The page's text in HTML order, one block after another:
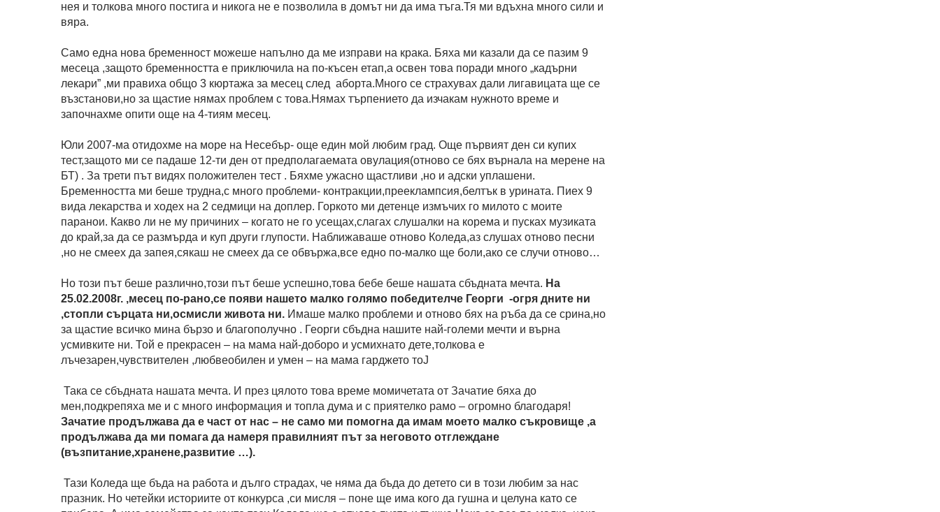
нея и толкова много постига и никога не е позволила в домът ни да има тъга.Тя ми вдъхна много сили и
вяра.
Само една нова бременност можеше напълно да ме изправи на крака. Бяха ми казали да се пазим 9
месеца ,защото бременността е приключила на по-късен етап,а освен това поради много „кадърни
лекари” ,ми правиха общо 3 кюртажа за месец след аборта.Много се страхувах дали лигавицата ще се
възстанови,но за щастие нямах проблем с това.Нямах търпението да изчакам нужното време и
започнахме опити още на 4-тиям месец.
Юли 2007-ма отидохме на море на Несебър- още един мой любим град. Още първият ден си купих
тест,защото ми се падаше 12-ти ден от предполагаемата овулация(отново се бях върнала на мерене на
БТ) . За трети път видях положителен тест . Бяхме ужасно щастливи ,но и адски уплашени.
Бременността ми беше трудна,с много проблеми- контракции,прееклампсия,белтък в урината. Пиех 9
вида лекарства и ходех на 2 седмици на доплер. Горкото ми детенце измъчих го милото с моите
паранои. Какво ли не му причиних – когато не го усещах,слагах слушалки на корема и пусках музиката
до край,за да се размърда и куп други глупости. Наближаваше отново Коледа,аз слушах отново песни
,но не смеех да запея,сякаш не смеех да се обвържа,все едно по-малко ще боли,ако се случи отново…
Но този път беше различно,този път беше успешно,това бебе беше нашата сбъдната мечта. На
25.02.2008г. ,месец по-рано,се появи нашето малко голямо победителче Георги -огря дните ни
,стопли сърцата ни,осмисли живота ни. Имаше малко проблеми и отново бях на ръба да се срина,но
за щастие всичко мина бързо и благополучно . Георги сбъдна нашите най-големи мечти и върна
усмивките ни. Той е прекрасен – на мама най-доборо и усмихнато дете,толкова е
лъчезарен,чувствителен ,любвеобилен и умен – на мама гарджето тоJ
Така се сбъдната нашата мечта. И през цялото това време момичетата от Зачатие бяха до
мен,подкрепяха ме и с много информация и топла дума и с приятелко рамо – огромно благодаря!
Зачатие продължава да е част от нас – не само ми помогна да имам моето малко съкровище ,а
продължава да ми помага да намеря правилният път за неговото отглеждане
(възпитание,хранене,развитие …).
Тази Коледа ще бъда на работа и дълго страдах, че няма да бъда до детето си в този любим за нас
празник. Но четейки историите от конкурса ,си мисля – поне ще има кого да гушна и целуна като се